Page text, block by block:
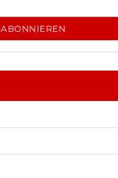
ABONNIEREN